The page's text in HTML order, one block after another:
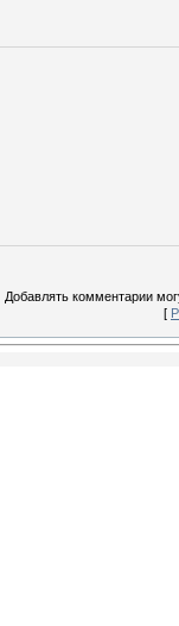
Добавлять комментарии
[